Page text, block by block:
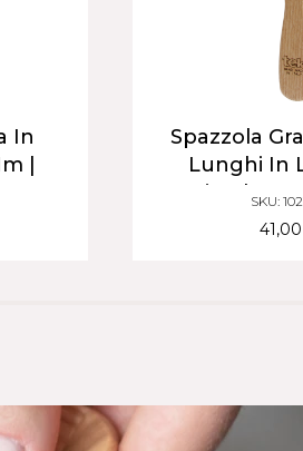
In
|
Per
Spazzola
Lunghi In
Carpine |SKU: